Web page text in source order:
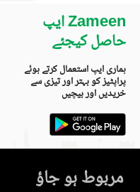
Zameen ایپ
حاصل کیجئے
ہماری ایپ استعمال کرتے ہوئے
پراپٹیز کو بہتر اور تیزی سے
خریدیں اور بیچیں
مربوط ہو جاؤ